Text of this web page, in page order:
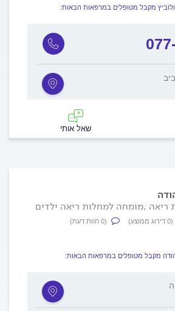
וולוביץ מקבל מטופלים במרפאות הבאות:
שאל אותי
ריאה ,מומחה למחלות ריאה ילדים
(0 דירוג ממוצע) (0 חוות דעת)
מקבל מטופלים במרפאות הבאות: